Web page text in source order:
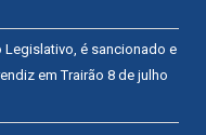
Legislativo, é sancionado e
em Trairão 8 de julho